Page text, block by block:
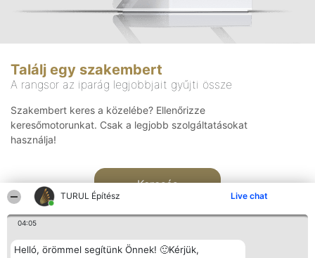
TURUL Építész Live chat
04:05
Helló, örömmel segítünk Önnek! 🙂Kérjük,
Találj egy szakembert
A rangsor az iparág legjobbjait gyűjti össze
Szakembert keres a közelébe? Ellenőrizze
keresőmotorunkat. Csak a legjobb szolgáltatásokat
használja!
Keresés